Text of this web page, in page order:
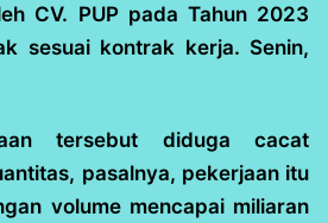
CV. PUP pada Tahun 2023
sesuai kontrak kerja. Senin,
tersebut diduga cacat
pasalnya, pekerjaan itu
volume mencapai miliaran